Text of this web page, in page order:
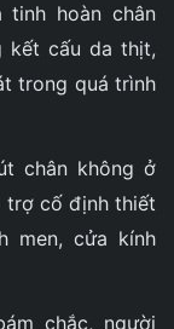
hoàn chân
kết cấu da thịt,
trong quá trình
chân không ở
trợ cố định thiết
men, cửa kính
chắc, người